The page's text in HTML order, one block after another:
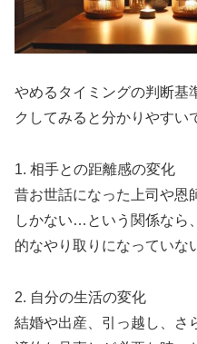
やめるタイミングの判断基
クしてみると分かりやすい
1. 相手との距離感の変化
昔お世話になった上司や恩
しかない…という関係なら
的なやり取りになっていな
2. 自分の生活の変化
結婚や出産、引っ越し、さ